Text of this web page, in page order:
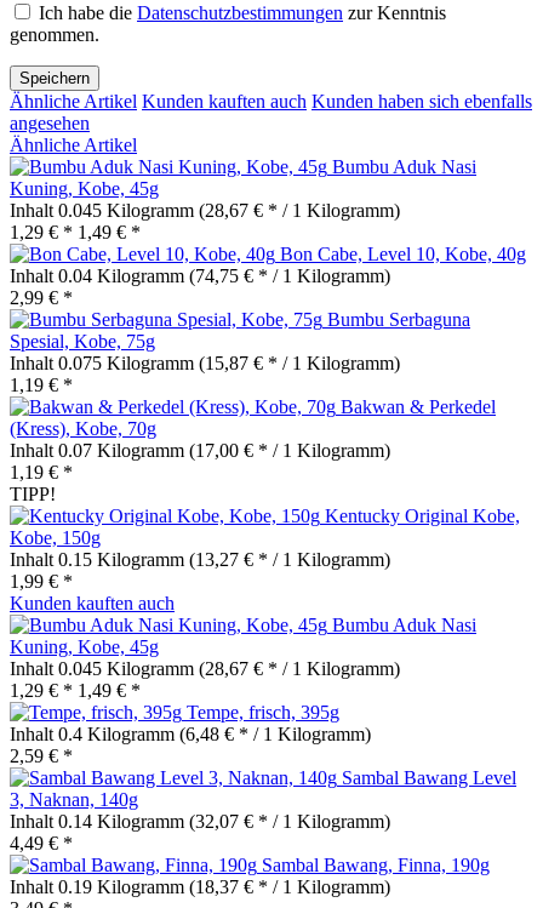
Ich habe die Datenschutzbestimmungen zur Kenntnis
genommen.
Speichern
Ähnliche Artikel Kunden kauften auch Kunden haben sich ebenfalls
angesehen
Ähnliche Artikel
Bumbu Aduk Nasi
Kuning, Kobe, 45g
Inhalt 0.045 Kilogramm (28,67 € * / 1 Kilogramm)
1,29 € * 1,49 € *
Bon Cabe, Level 10, Kobe, 40g
Inhalt 0.04 Kilogramm (74,75 € * / 1 Kilogramm)
2,99 € *
Bumbu Serbaguna
Spesial, Kobe, 75g
Inhalt 0.075 Kilogramm (15,87 € * / 1 Kilogramm)
1,19 € *
Bakwan & Perkedel
(Kress), Kobe, 70g
Inhalt 0.07 Kilogramm (17,00 € * / 1 Kilogramm)
1,19 € *
TIPP!
Kentucky Original Kobe,
Kobe, 150g
Inhalt 0.15 Kilogramm (13,27 € * / 1 Kilogramm)
1,99 € *
Kunden kauften auch
Bumbu Aduk Nasi
Kuning, Kobe, 45g
Inhalt 0.045 Kilogramm (28,67 € * / 1 Kilogramm)
1,29 € * 1,49 € *
Tempe, frisch, 395g
Inhalt 0.4 Kilogramm (6,48 € * / 1 Kilogramm)
2,59 € *
Sambal Bawang Level
3, Naknan, 140g
Inhalt 0.14 Kilogramm (32,07 € * / 1 Kilogramm)
4,49 € *
Sambal Bawang, Finna, 190g
Inhalt 0.19 Kilogramm (18,37 € * / 1 Kilogramm)